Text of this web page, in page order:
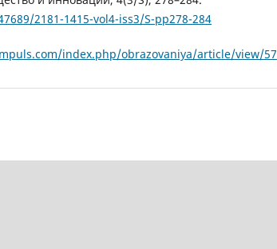
2181-1415-vol4-iss3/S-pp278-284
index.php/obrazovaniya/article/view/57